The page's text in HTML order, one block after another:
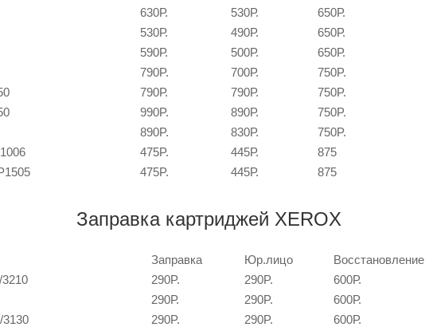
630Р. 530Р. 650Р.
530Р. 490Р. 650Р.
590Р. 500Р. 650Р.
790P. 700Р. 750P.
790Р. 790Р. 750P.
990P. 890Р. 750P.
890P. 830Р. 750P.
475P. 445Р. 875
475P. 445Р. 875
Заправка картриджей XEROX
Заправка Юр.лицо Восстановление
290P. 290P. 600Р.
290Р. 290P. 600Р.
3130 290P. 290P. 600Р.